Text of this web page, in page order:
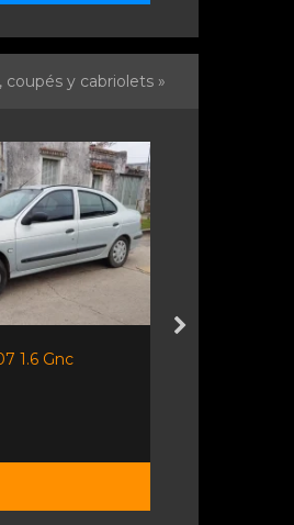
coupés y cabriolets »
1.6 Gnc